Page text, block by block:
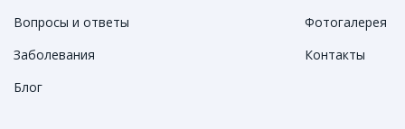
Вопросы и ответы
Заболевания
Блог
Фотогалерея
Контакты